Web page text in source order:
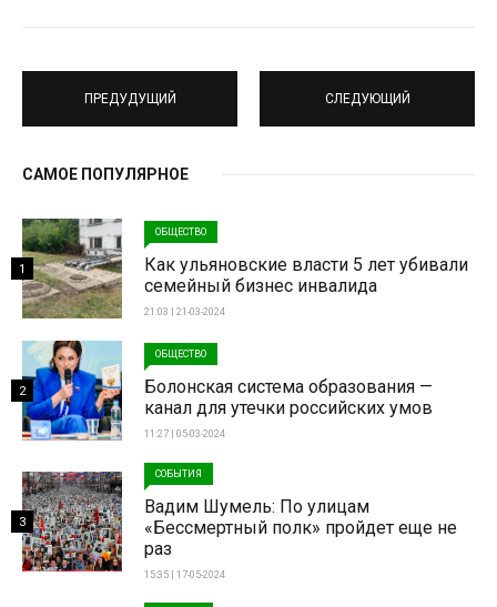
ПРЕДУДУЩИЙ СЛЕДУЮЩИЙ
САМОЕ ПОПУЛЯРНОЕ
ОБЩЕСТВО
Как ульяновские власти 5 лет убивали
семейный бизнес инвалида
21:03 | 21-03-2024
1
ОБЩЕСТВО
Болонская система образования —
канал для утечки российских умов
11:27 | 05-03-2024
2
СОБЫТИЯ
Вадим Шумель: По улицам
«Бессмертный полк» пройдет еще не
раз
15:35 | 17-05-2024
3